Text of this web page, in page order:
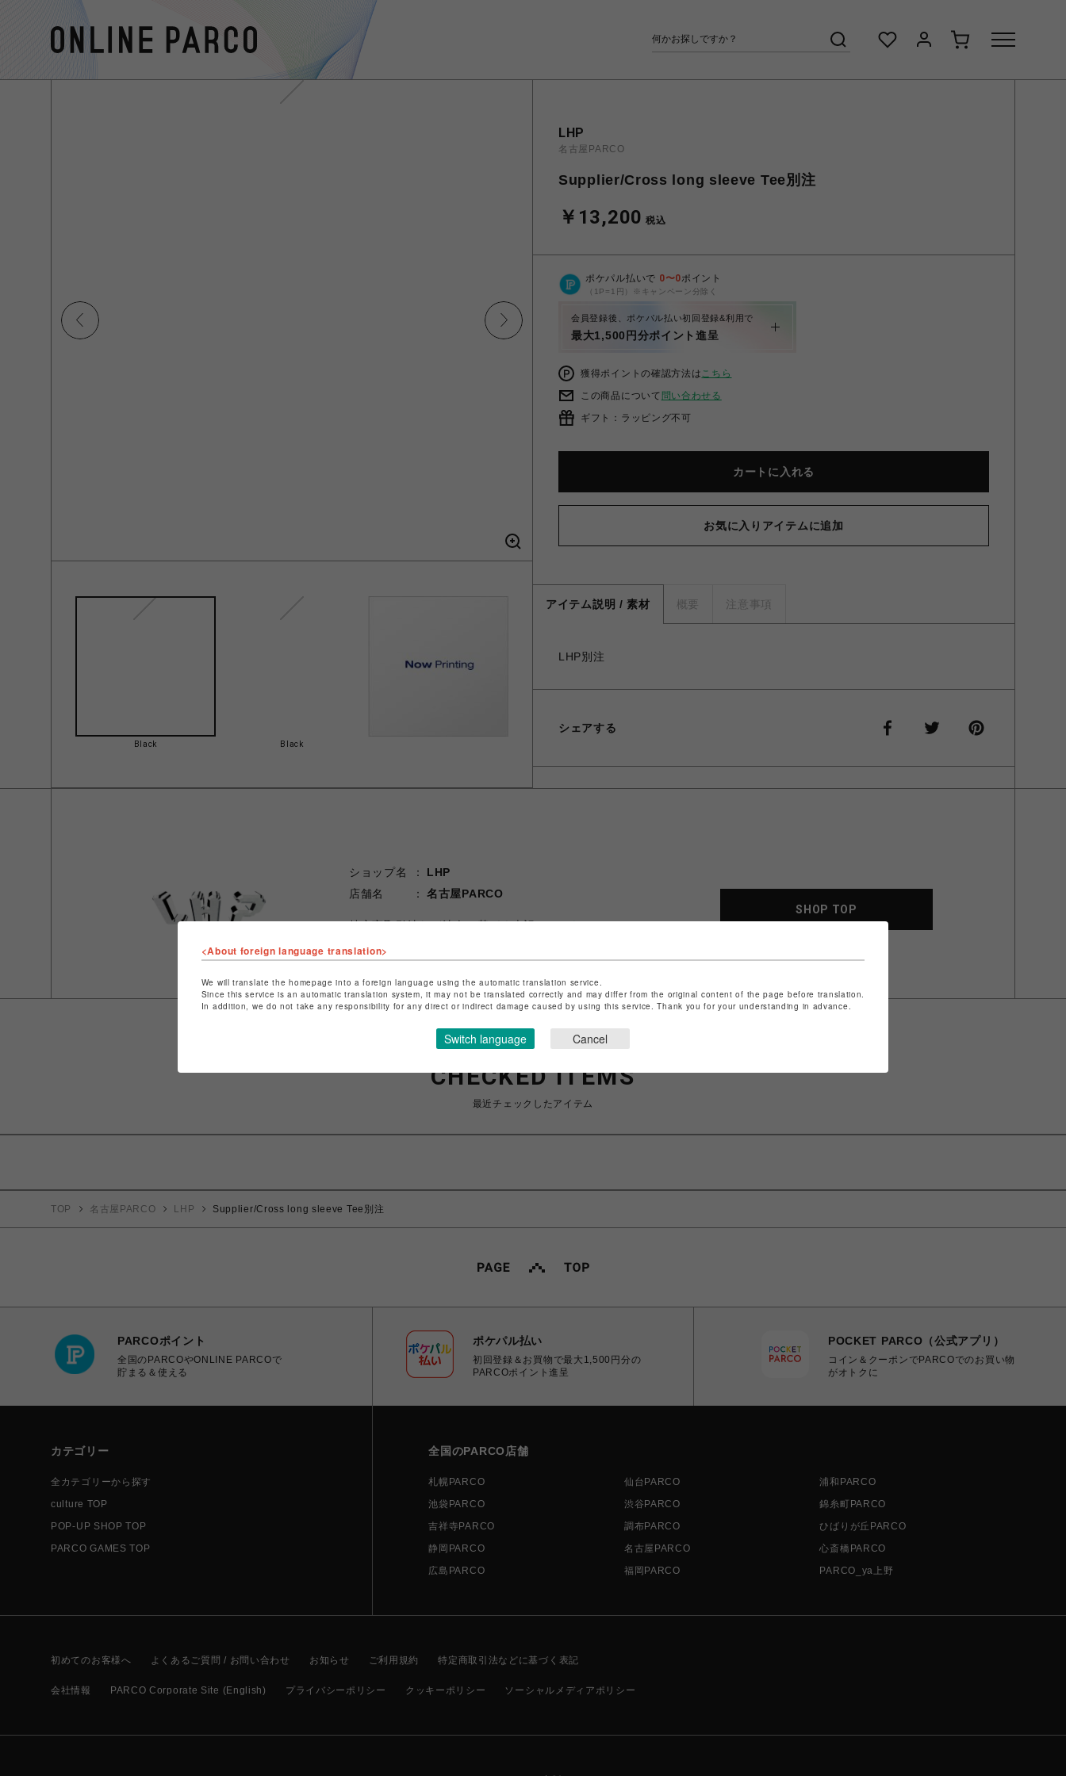
Black Black
LHP
名古屋PARCO
Supplier/Cross long sleeve Tee別注
￥13,200 税込
ポケパル払いで 0〜0ポイント
（1P=1円）※キャンペーン分除く
会員登録後、ポケパル払い初回登録&利用で
最大1,500円分ポイント進呈
獲得ポイントの確認方法はこちら
この商品について 問い合わせる
ギフト：ラッピング不可
カートに入れる
お気に入りアイテムに追加
アイテム説明 / 素材 概要 注意事項
LHP別注
シェアする
ショップ名
LHP
店舗名
名古屋PARCO
特定商取引法など法令に基づく表記はこちら
ショップお問い合わせは
SHOP TOP
CHECKED ITEMS
最近チェックしたアイテム
TOP 名古屋PARCO LHP Supplier/Cross long sleeve Tee別注
PARCOポイント
全国のPARCOやONLINE PARCOで
貯まる＆使える
ポケパル払い
初回登録＆お買物で最大1,500円分の
PARCOポイント進呈
POCKET PARCO（公式アプリ）
コイン＆クーポンでPARCOでのお買い物
がオトクに
カテゴリー
全カテゴリーから探す
culture TOP
POP-UP SHOP TOP
PARCO GAMES TOP
全国のPARCO店舗
札幌PARCO 仙台PARCO
浦和PARCO
池袋PARCO
渋谷PARCO
錦糸町PARCO
吉祥寺PARCO
調布PARCO
ひばりが丘PARCO
静岡PARCO
名古屋PARCO
心斎橋PARCO
広島PARCO
福岡PARCO PARCO_ya上野
初めてのお客様へ よくあるご質問 / お問い合わせ お知らせ ご利用規約 特定商取引法などに基づく表記
会社情報 PARCO Corporate Site (English) プライバシーポリシー クッキーポリシー ソーシャルメディアポリシー
<About foreign language translation>
We will translate the homepage into a foreign language using the automatic translation service.
Since this service is an automatic translation system, it may not be translated correctly and may differ from the original content of the page before translation.
In addition, we do not take any responsibility for any direct or indirect damage caused by using this service. Thank you for your understanding in advance.
Switch language Cancel